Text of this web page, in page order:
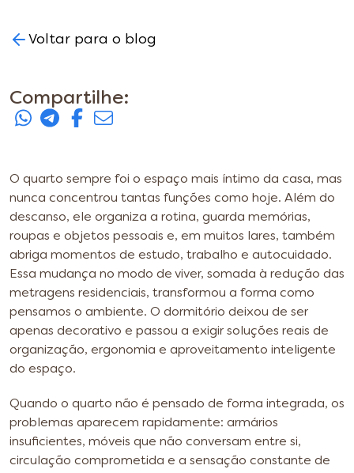
Voltar para o blog
Compartilhe:
O quarto sempre foi o espaço mais íntimo da casa, mas
nunca concentrou tantas funções como hoje. Além do
descanso, ele organiza a rotina, guarda memórias,
roupas e objetos pessoais e, em muitos lares, também
abriga momentos de estudo, trabalho e autocuidado.
Essa mudança no modo de viver, somada à redução das
metragens residenciais, transformou a forma como
pensamos o ambiente. O dormitório deixou de ser
apenas decorativo e passou a exigir soluções reais de
organização, ergonomia e aproveitamento inteligente
do espaço.
Quando o quarto não é pensado de forma integrada, os
problemas aparecem rapidamente: armários
insuficientes, móveis que não conversam entre si,
circulação comprometida e a sensação constante de